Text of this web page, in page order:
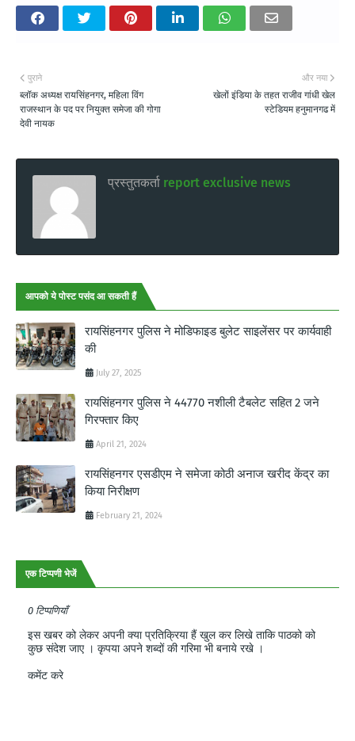
और नया
खेलों इंडिया के तहत राजीव गांधी खेल
स्टेडियम हनुमानगढ में
पुराने
ब्लॉक अध्यक्ष रायसिंहनगर, महिला विंग
राजस्थान के पद पर नियुक्त समेजा की गोगा
देवी नायक
प्रस्तुतकर्ता report exclusive news
आपको ये पोस्ट पसंद आ सकती हैं
रायसिंहनगर पुलिस ने मोडिफाइड बुलेट साइलेंसर पर कार्यवाही
की
July 27, 2025
रायसिंहनगर पुलिस ने 44770 नशीली टैबलेट सहित 2 जने
गिरफ्तार किए
April 21, 2024
रायसिंहनगर एसडीएम ने समेजा कोठी अनाज खरीद केंद्र का
किया निरीक्षण
February 21, 2024
एक टिप्पणी भेजें
0 टिप्पणियाँ
इस खबर को लेकर अपनी क्या प्रतिक्रिया हैं खुल कर लिखे ताकि पाठको को
कुछ संदेश जाए । कृपया अपने शब्दों की गरिमा भी बनाये रखे ।
कमेंट करे